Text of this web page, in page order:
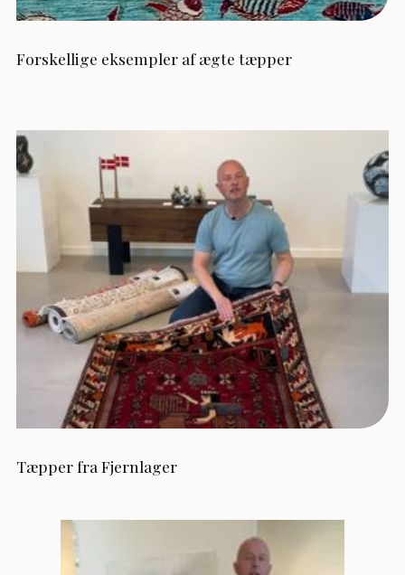
Forskellige eksempler af ægte tæpper
Tæpper fra Fjernlager